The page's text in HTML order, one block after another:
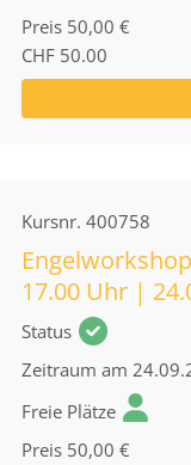
Preis 50,00 €
CHF 50.00
Kursnr. 400758
17.00 Uhr |
Status
Zeitraum am
Freie Plätze
Preis 50,00 €